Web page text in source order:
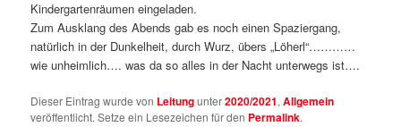
Kindergartenräumen eingeladen.
Zum Ausklang des Abends gab es noch einen Spaziergang,
natürlich in der Dunkelheit, durch Wurz, übers „Löherl“…………
wie unheimlich…. was da so alles in der Nacht unterwegs ist….
Dieser Eintrag wurde von Leitungunter2020/2021,Allgemein
veröffentlicht. Setze ein Lesezeichen für den Permalink.